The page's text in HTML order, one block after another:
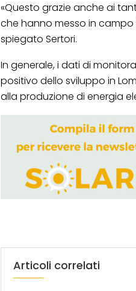
«Questo grazie anche ai
che hanno messo in campo
spiegato Sertori.
In generale, i dati di
positivo dello sviluppo in
alla produzione di energia
Articoli correlati